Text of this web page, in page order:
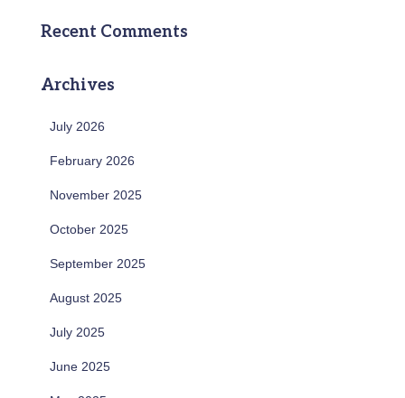
Recent Comments
Archives
July 2026
February 2026
November 2025
October 2025
September 2025
August 2025
July 2025
June 2025